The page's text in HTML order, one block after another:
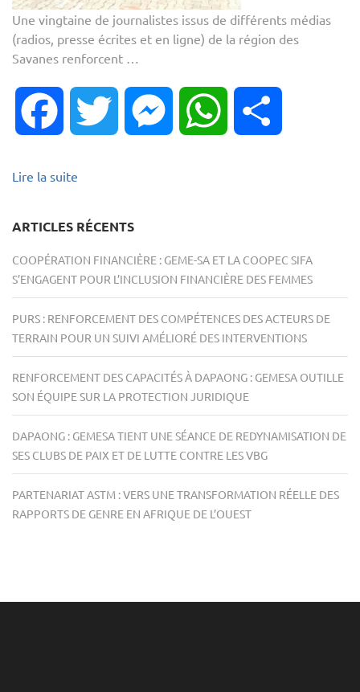
Une vingtaine de journalistes issus de différents médias
(radios, presse écrites et en ligne) de la région des
Savanes renforcent …
Facebook Twitter Messenger WhatsApp
Lire la suite
ARTICLES RÉCENTS
COOPÉRATION FINANCIÈRE : GEME-SA ET LA COOPEC SIFA
S’ENGAGENT POUR L’INCLUSION FINANCIÈRE DES FEMMES
PURS : RENFORCEMENT DES COMPÉTENCES DES ACTEURS DE
TERRAIN POUR UN SUIVI AMÉLIORÉ DES INTERVENTIONS
RENFORCEMENT DES CAPACITÉS À DAPAONG : GEMESA OUTILLE
SON ÉQUIPE SUR LA PROTECTION JURIDIQUE
DAPAONG : GEMESA TIENT UNE SÉANCE DE REDYNAMISATION DE
SES CLUBS DE PAIX ET DE LUTTE CONTRE LES VBG
PARTENARIAT ASTM : VERS UNE TRANSFORMATION RÉELLE DES
RAPPORTS DE GENRE EN AFRIQUE DE L’OUEST